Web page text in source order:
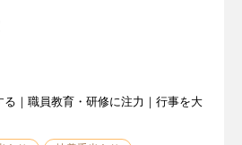
｜職員教育・研修に注力｜行事を大